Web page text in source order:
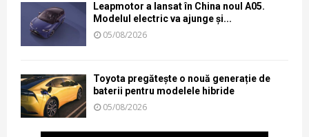
Leapmotor a lansat în China noul A05.
Modelul electric va ajunge și...
05/08/2026
Toyota pregătește o nouă generație de
baterii pentru modelele hibride
05/08/2026